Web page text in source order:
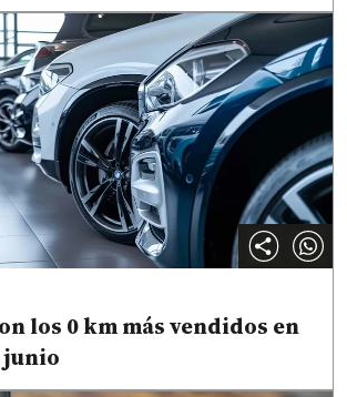
los 0 km más vendidos en
junio